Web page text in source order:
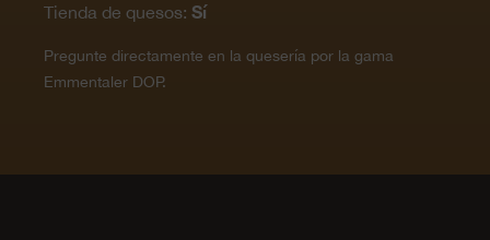
Tienda de quesos: Sí
Pregunte directamente en la quesería por la gama
Emmentaler DOP.